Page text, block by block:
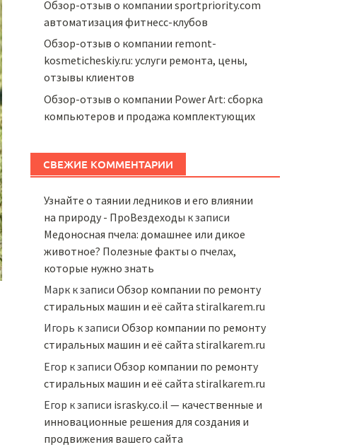
Обзор-отзыв о компании sportpriority.com
автоматизация фитнесс-клубов
Обзор-отзыв о компании remont-
kosmeticheskiy.ru: услуги ремонта, цены,
отзывы клиентов
Обзор-отзыв о компании Power Art: сборка
компьютеров и продажа комплектующих
СВЕЖИЕ КОММЕНТАРИИ
Узнайте о таянии ледников и его влиянии
на природу - ПроВездеходы к записи
Медоносная пчела: домашнее или дикое
животное? Полезные факты о пчелах,
которые нужно знать
Маркк записи Обзор компании по ремонту
стиральных машин и её сайта stiralkarem.ru
Игорь к записи Обзор компании по ремонту
стиральных машин и её сайта stiralkarem.ru
Егор к записи Обзор компании по ремонту
стиральных машин и её сайта stiralkarem.ru
Егор к записи israsky.co.il — качественные и
инновационные решения для создания и
продвижения вашего сайта